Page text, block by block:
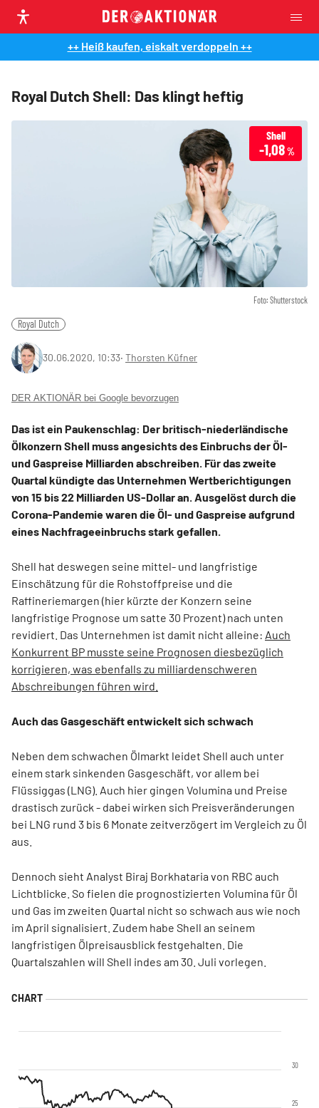
++ Heiß kaufen, eiskalt verdoppeln ++
Royal Dutch Shell: Das klingt heftig
Foto: Shutterstock
Shell
-1,08%
Royal Dutch
30.06.2020, 10:33‧ Thorsten Küfner
DER AKTIONÄR bei Google bevorzugen
Das ist ein Paukenschlag: Der britisch-niederländische
Ölkonzern Shell muss angesichts des Einbruchs der Öl-
und Gaspreise Milliarden abschreiben. Für das zweite
Quartal kündigte das Unternehmen Wertberichtigungen
von 15 bis 22 Milliarden US-Dollar an. Ausgelöst durch die
Corona-Pandemie waren die Öl- und Gaspreise aufgrund
eines Nachfrageeinbruchs stark gefallen.
Shell hat deswegen seine mittel- und langfristige
Einschätzung für die Rohstoffpreise und die
Raffineriemargen (hier kürzte der Konzern seine
langfristige Prognose um satte 30 Prozent) nach unten
revidiert. Das Unternehmen ist damit nicht alleine: Auch
Konkurrent BP musste seine Prognosen diesbezüglich
korrigieren, was ebenfalls zu milliardenschweren
Abschreibungen führen wird.
Auch das Gasgeschäft entwickelt sich schwach
Neben dem schwachen Ölmarkt leidet Shell auch unter
einem stark sinkenden Gasgeschäft, vor allem bei
Flüssiggas (LNG). Auch hier gingen Volumina und Preise
drastisch zurück - dabei wirken sich Preisveränderungen
bei LNG rund 3 bis 6 Monate zeitverzögert im Vergleich zu Öl
aus.
Dennoch sieht Analyst Biraj Borkhataria von RBC auch
Lichtblicke. So fielen die prognostizierten Volumina für Öl
und Gas im zweiten Quartal nicht so schwach aus wie noch
im April signalisiert. Zudem habe Shell an seinem
langfristigen Ölpreisausblick festgehalten. Die
Quartalszahlen will Shell indes am 30. Juli vorlegen.
25
30